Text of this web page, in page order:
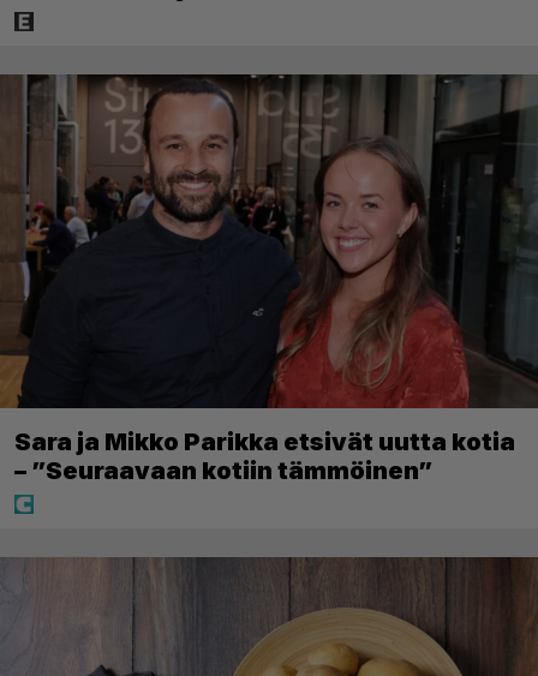
Sara ja Mikko Parikka etsivät uutta kotia
– ”Seuraavaan kotiin tämmöinen”